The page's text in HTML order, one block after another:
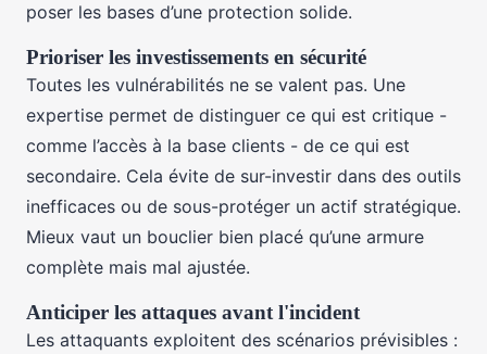
poser les bases d’une protection solide.
Prioriser les investissements en sécurité
Toutes les vulnérabilités ne se valent pas. Une
expertise permet de distinguer ce qui est critique -
comme l’accès à la base clients - de ce qui est
secondaire. Cela évite de sur-investir dans des outils
inefficaces ou de sous-protéger un actif stratégique.
Mieux vaut un bouclier bien placé qu’une armure
complète mais mal ajustée.
Anticiper les attaques avant l'incident
Les attaquants exploitent des scénarios prévisibles :